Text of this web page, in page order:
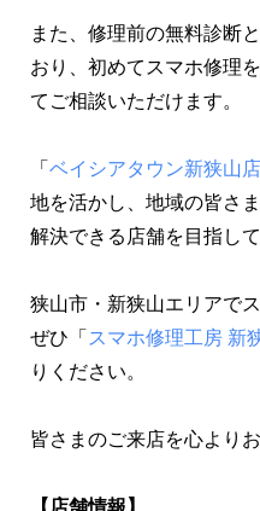
また、修理前の無料診断
おり、初めてスマホ修理
てご相談いただけます。
「 ベイシアタウン新狭山店
地を活かし、地域の皆さ
解決できる店舗を目指し
狭山市・新狭山エリアで
ぜひ「 スマホ修理工房 新
りください。
皆さまのご来店を心より
【店舗情報】